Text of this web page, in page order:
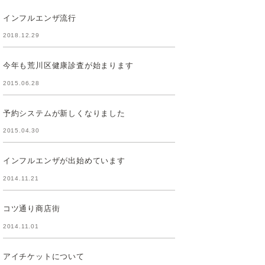
インフルエンザ流行
2018.12.29
今年も荒川区健康診査が始まります
2015.06.28
予約システムが新しくなりました
2015.04.30
インフルエンザが出始めています
2014.11.21
コツ通り商店街
2014.11.01
アイチケットについて